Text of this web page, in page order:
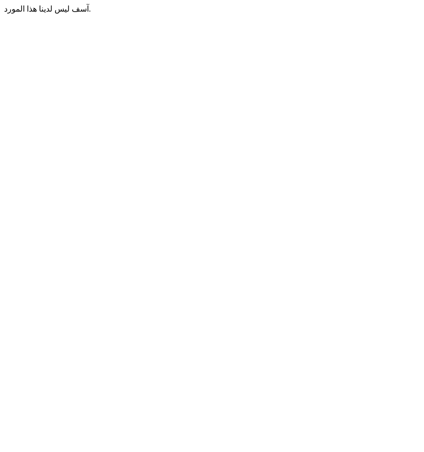
آسف ليس لدينا هذا المورد.